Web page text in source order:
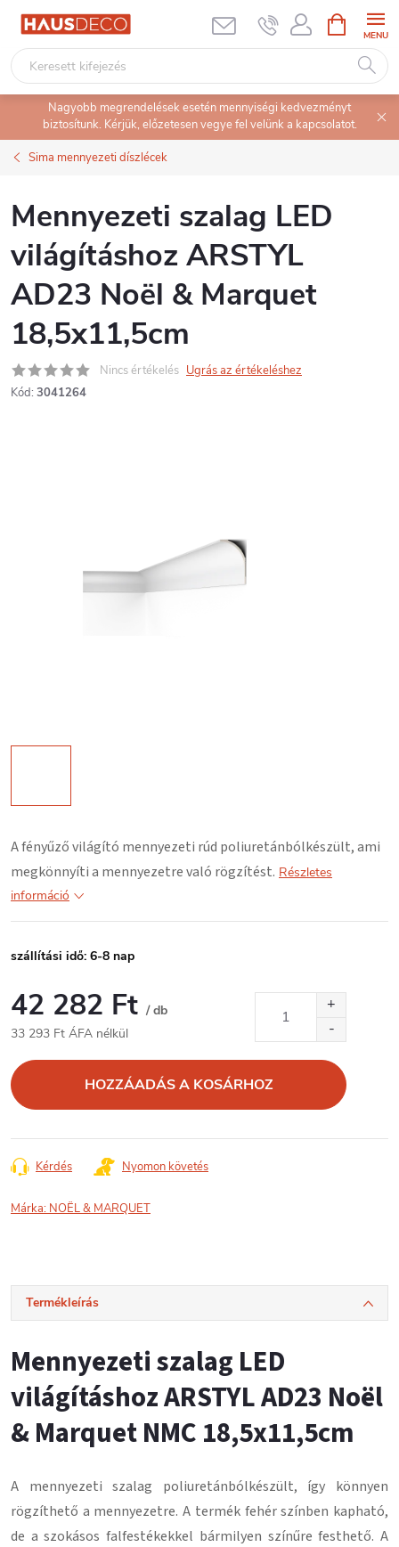
Ugrás
tartalomhoz
KOSÁR
Nagyobb megrendelések esetén mennyiségi kedvezményt
biztosítunk. Kérjük, előzetesen vegye fel velünk a kapcsolatot.
Sima mennyezeti díszlécek
Mennyezeti szalag LED
világításhoz ARSTYL
AD23 Noël & Marquet
18,5x11,5cm
Nincs értékelés Ugrás az értékeléshez
Kód: 3041264
A fényűző világító mennyezeti rúd poliuretánbólkészült, ami
megkönnyíti a mennyezetre való rögzítést. Részletes
információ
szállítási idő: 6-8 nap
42 282 Ft / db
33 293 Ft ÁFA nélkül
HOZZÁADÁS A KOSÁRHOZ
Kérdés Nyomon követés
Márka: NOËL & MARQUET
Termékleírás
Mennyezeti szalag LED
világításhoz ARSTYL AD23 Noël
& Marquet NMC 18,5x11,5cm
A mennyezeti szalag poliuretánbólkészült, így könnyen
rögzíthető a mennyezetre. A termék fehér színben kapható,
de a szokásos falfestékekkel bármilyen színűre festhető. A